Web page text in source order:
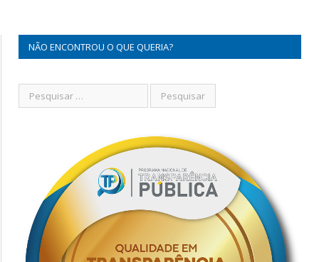
NÃO ENCONTROU O QUE QUERIA?